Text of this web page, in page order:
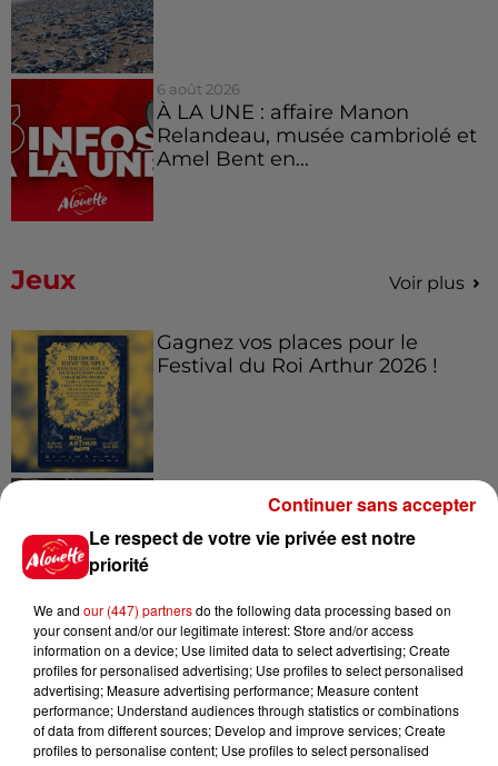
6 août 2026
À LA UNE : affaire Manon
Relandeau, musée cambriolé et
Amel Bent en...
Jeux Voir plus
Gagnez vos places pour le
Festival du Roi Arthur 2026 !
Musée du Sport Automobile au
Mans !
Alouette vous invite à
Futuroscope Xperiences !
Le respect de votre vie privée est notre
priorité
We and our (447) partnersdo the following data processing based on
your consent and/or our legitimate interest: Store and/or access
information on a device; Use limited data to select advertising; Create
profiles for personalised advertising; Use profiles to select personalised
advertising; Measure advertising performance; Measure content
performance; Understand audiences through statistics or combinations
of data from different sources; Develop and improve services; Create
profiles to personalise content; Use profiles to select personalised
Continuer sans accepter